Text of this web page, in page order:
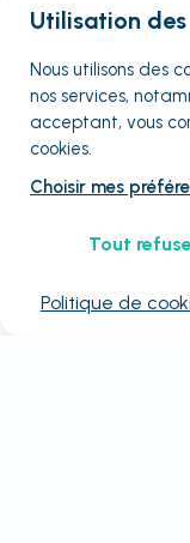
Utilisation
Nous utilisons des
nos services,
acceptant, vous
cookies.
Choisir mes
Tout
Politique de